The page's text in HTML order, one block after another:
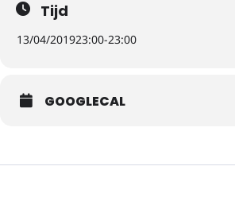
Tijd
13/04/201923:00-23:00
GOOGLECAL